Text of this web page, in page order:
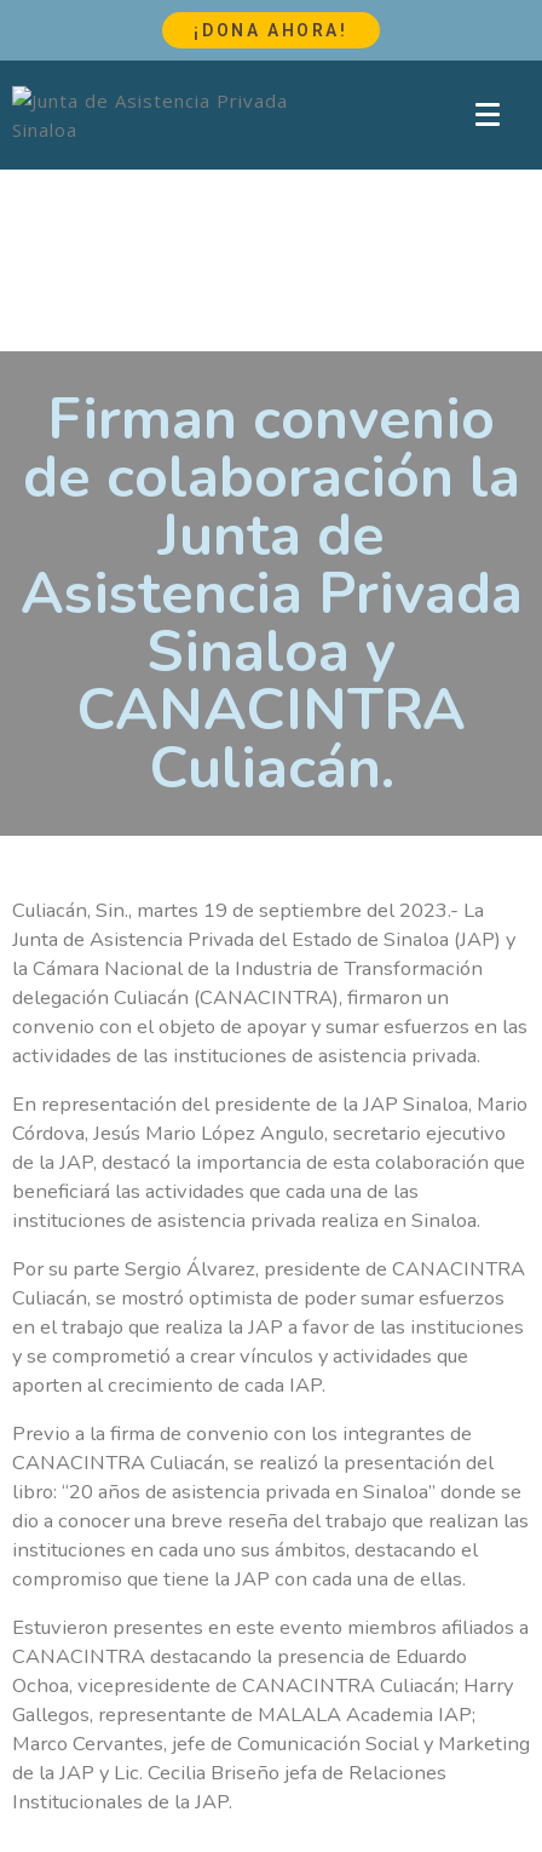
¡DONA AHORA!
Firman convenio
de colaboración la
Junta de
Asistencia Privada
Sinaloa y
CANACINTRA
Culiacán.
Culiacán, Sin., martes 19 de septiembre del 2023.- La
Junta de Asistencia Privada del Estado de Sinaloa (JAP) y
la Cámara Nacional de la Industria de Transformación
delegación Culiacán (CANACINTRA), firmaron un
convenio con el objeto de apoyar y sumar esfuerzos en las
actividades de las instituciones de asistencia privada.
En representación del presidente de la JAP Sinaloa, Mario
Córdova, Jesús Mario López Angulo, secretario ejecutivo
de la JAP, destacó la importancia de esta colaboración que
beneficiará las actividades que cada una de las
instituciones de asistencia privada realiza en Sinaloa.
Por su parte Sergio Álvarez, presidente de CANACINTRA
Culiacán, se mostró optimista de poder sumar esfuerzos
en el trabajo que realiza la JAP a favor de las instituciones
y se comprometió a crear vínculos y actividades que
aporten al crecimiento de cada IAP.
Previo a la firma de convenio con los integrantes de
CANACINTRA Culiacán, se realizó la presentación del
libro: “20 años de asistencia privada en Sinaloa” donde se
dio a conocer una breve reseña del trabajo que realizan las
instituciones en cada uno sus ámbitos, destacando el
compromiso que tiene la JAP con cada una de ellas.
Estuvieron presentes en este evento miembros afiliados a
CANACINTRA destacando la presencia de Eduardo
Ochoa, vicepresidente de CANACINTRA Culiacán; Harry
Gallegos, representante de MALALA Academia IAP;
Marco Cervantes, jefe de Comunicación Social y Marketing
de la JAP y Lic. Cecilia Briseño jefa de Relaciones
Institucionales de la JAP.